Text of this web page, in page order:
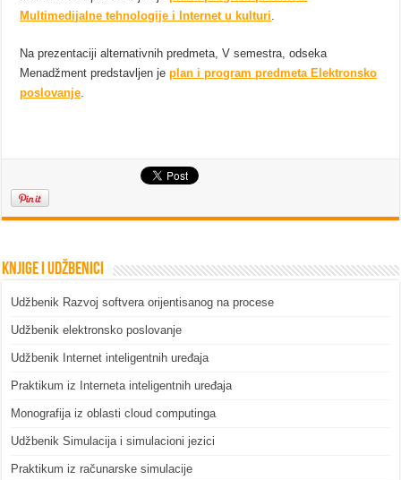
Multimedijalne tehnologije i Internet u kulturi
Na prezentaciji alternativnih predmeta, V semestra, odseka
Menadžment predstavljen jeplan i program predmeta Elektronsko
poslovanje
Knjige i udžbenici
Udžbenik Razvoj softvera orijentisanog na procese
Udžbenik elektronsko poslovanje
Udžbenik Internet inteligentnih uređaja
Praktikum iz Interneta inteligentnih uređaja
Monografija iz oblasti cloud computinga
Udžbenik Simulacija i simulacioni jezici
Praktikum iz računarske simulacije